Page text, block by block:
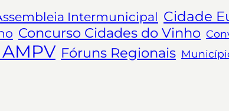
Intermunicipal Cidade
Concurso Cidades do Vinho
Fóruns Regionais